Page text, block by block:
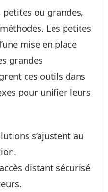
petites ou grandes,
Les petites
mise en place
grandes
ces outils dans
pour unifier leurs
s’ajustent au
distant sécurisé